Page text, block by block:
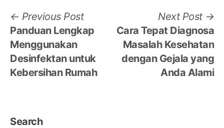
Post
navigation
Previous PostPrevious
post:
Panduan Lengkap
Menggunakan
Desinfektan untuk
Kebersihan Rumah
Next Post
Cara Tepat Diagnosa
Masalah Kesehatan
dengan Gejala yang
Anda Alami
Search